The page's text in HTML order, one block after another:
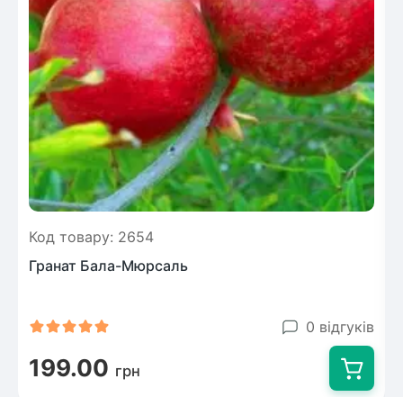
Код товару: 2654
Гранат Бала-Мюрсаль
0 відгуків
199.00 грн